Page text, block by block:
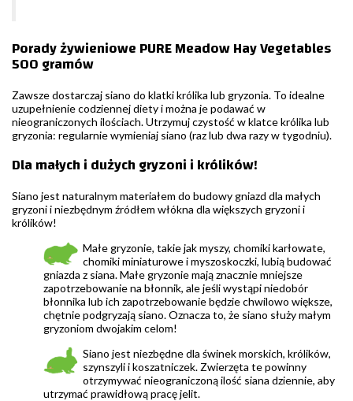
Porady żywieniowe PURE Meadow Hay Vegetables
500 gramów
Zawsze dostarczaj siano do klatki królika lub gryzonia. To idealne
uzupełnienie codziennej diety i można je podawać w
nieograniczonych ilościach. Utrzymuj czystość w klatce królika lub
gryzonia: regularnie wymieniaj siano (raz lub dwa razy w tygodniu).
Dla małych i dużych gryzoni i królików!
Siano jest naturalnym materiałem do budowy gniazd dla małych
gryzoni i niezbędnym źródłem włókna dla większych gryzoni i
królików!
Małe gryzonie, takie jak myszy, chomiki karłowate,
chomiki miniaturowe i myszoskoczki, lubią budować
gniazda z siana. Małe gryzonie mają znacznie mniejsze
zapotrzebowanie na błonnik, ale jeśli wystąpi niedobór
błonnika lub ich zapotrzebowanie będzie chwilowo większe,
chętnie podgryzają siano. Oznacza to, że siano służy małym
gryzoniom dwojakim celom!
Siano jest niezbędne dla świnek morskich, królików,
szynszyli i koszatniczek. Zwierzęta te powinny
otrzymywać nieograniczoną ilość siana dziennie, aby
utrzymać prawidłową pracę jelit.